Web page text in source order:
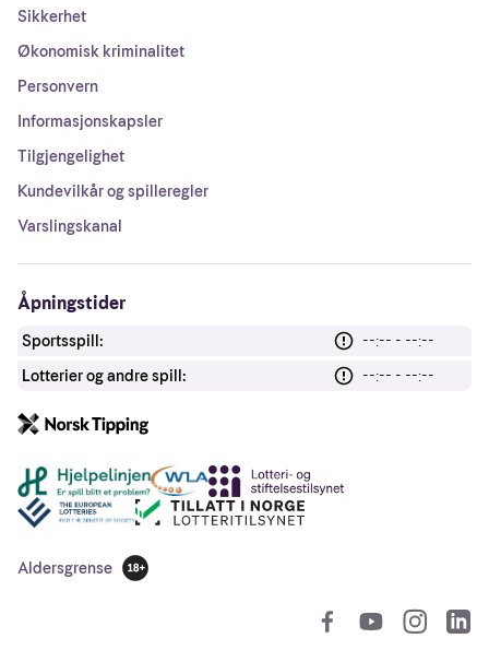
Sikkerhet
Økonomisk kriminalitet
Personvern
Informasjonskapsler
Tilgjengelighet
Kundevilkår og spilleregler
Varslingskanal
Åpningstider
Sportsspill:
--:-- - --:--
Lotterier og andre spill:
--:-- - --:--
Andre lenker
Aldersgrense
18 år